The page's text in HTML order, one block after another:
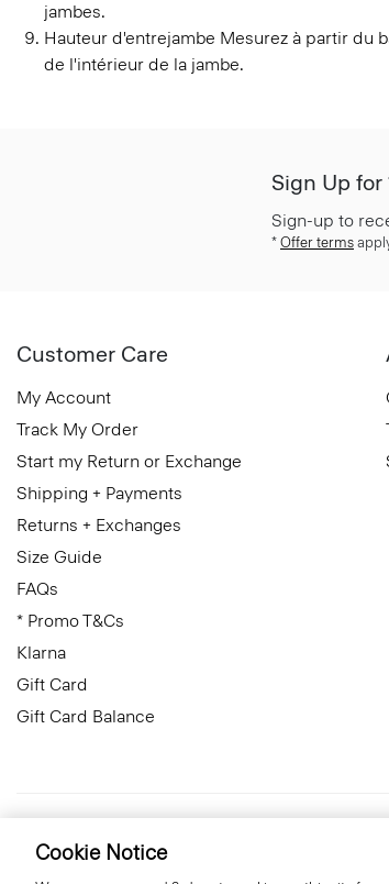
jambes.
Hauteur d'entrejambe Mesurez à partir du
de l'intérieur de la jambe.
Sign Up for
Sign-up to
* Offer terms
Customer Care
My Account
Track My Order
Start my Return or Exchange
Shipping + Payments
Returns + Exchanges
Size Guide
FAQs
* Promo T&Cs
Klarna
Gift Card
Gift Card Balance
Cookie Notice